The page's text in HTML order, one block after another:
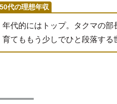
50代の理想年収
年代的にはトップ。タクマの
育てももう少しでひと段落す